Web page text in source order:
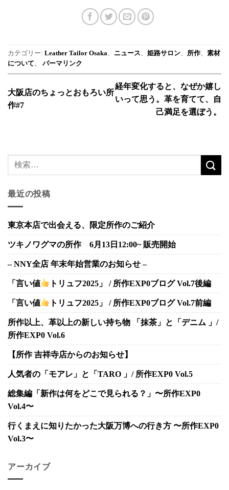
カテゴリー: Leather Tailor Osaka、 ニュース、 姫路サロン、 所作、 素材
について。 パーマリンク
大阪店のちょっとおもろい所
作#7
経年変化すると、なぜか嬉し
いって思う。革を育てて、自
己満足を選ぼう。
最近の投稿
東京本店で出会える、限定所作のご紹介
ツキノワグマの所作 6月13日12:00~ 販売開始
– NNY全店 年末年始営業のお知らせ –
「言い値 トリュフ2025」 / 所作EXP0ブログ Vol.7後編
「言い値 トリュフ2025」 / 所作EXP0ブログ Vol.7前編
所作以上、革以上の新しい持ち物 「抹茶」と「デニム 」/
所作EXP0 Vol.6
【所作 吉祥寺店からのお知らせ】
人気者の「モアレ」と「TARO 」/ 所作EXP0 Vol.5
総集編「新作は何をどこで見られる？」〜所作EXP0
Vol.4〜
行くまえに知りたかった大阪万博への行き方 〜所作EXP0
Vol.3〜
アーカイブ